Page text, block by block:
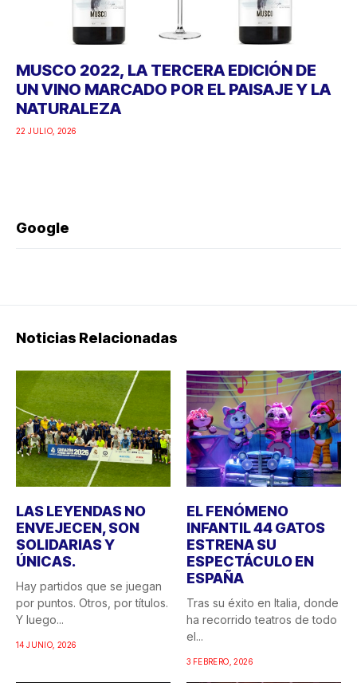
MUSCO 2022, LA TERCERA EDICIÓN DE
UN VINO MARCADO POR EL PAISAJE Y LA
NATURALEZA
22 JULIO, 2026
Google
Noticias Relacionadas
LAS LEYENDAS NO
ENVEJECEN, SON
SOLIDARIAS Y
ÚNICAS.
Hay partidos que se juegan
por puntos. Otros, por títulos.
Y luego...
14 JUNIO, 2026
EL FENÓMENO
INFANTIL 44 GATOS
ESTRENA SU
ESPECTÁCULO EN
ESPAÑA
Tras su éxito en Italia, donde
ha recorrido teatros de todo
el...
3 FEBRERO, 2026